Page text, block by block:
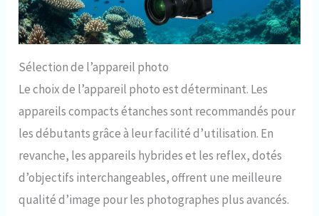
Sélection de l’appareil photo
Le choix de l’appareil photo est déterminant. Les
appareils compacts étanches sont recommandés pour
les débutants grâce à leur facilité d’utilisation. En
revanche, les appareils hybrides et les reflex, dotés
d’objectifs interchangeables, offrent une meilleure
qualité d’image pour les photographes plus avancés.